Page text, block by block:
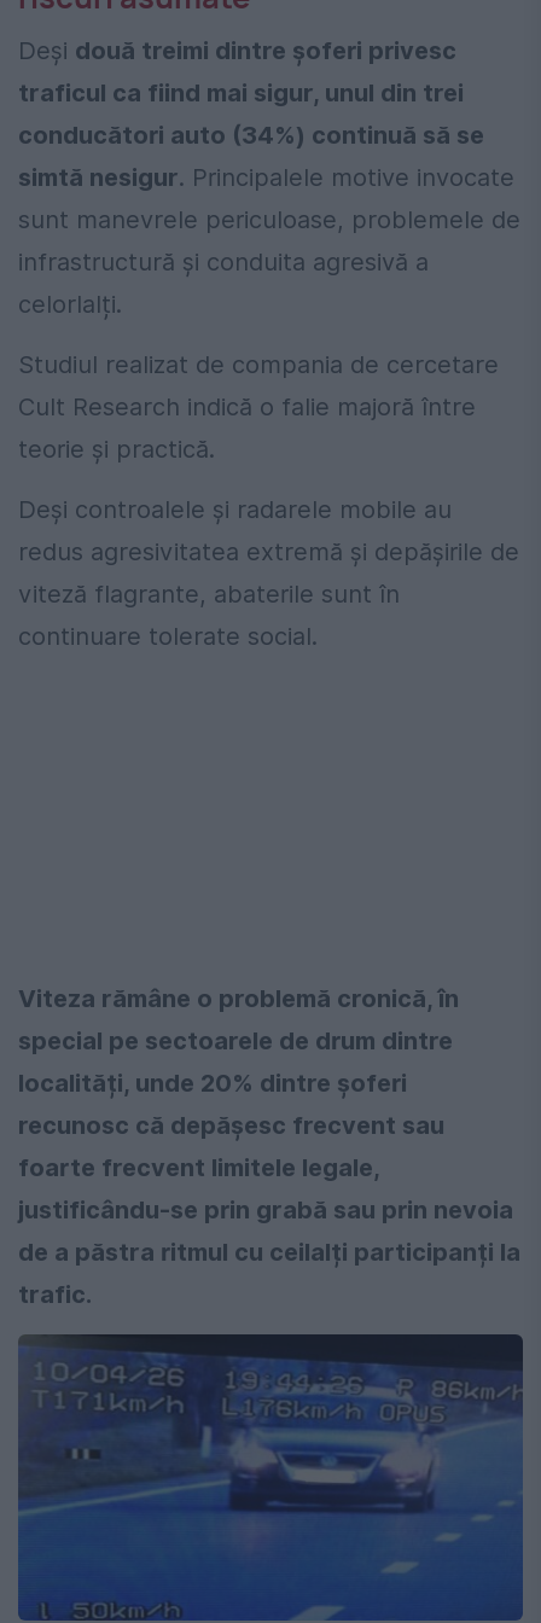
Deși două treimi dintre șoferi privesc
traficul ca fiind mai sigur, unul din trei
conducători auto (34%) continuă să se
simtă nesigur. Principalele motive invocate
sunt manevrele periculoase, problemele de
infrastructură și conduita agresivă a
celorlalți.
Studiul realizat de compania de cercetare
Cult Research indică o falie majoră între
teorie și practică.
Deși controalele și radarele mobile au
redus agresivitatea extremă și depășirile de
viteză flagrante, abaterile sunt în
continuare tolerate social.
Viteza rămâne o problemă cronică, în
special pe sectoarele de drum dintre
localități, unde 20% dintre șoferi
recunosc că depășesc frecvent sau
foarte frecvent limitele legale,
justificându-se prin grabă sau prin nevoia
de a păstra ritmul cu ceilalți participanți la
trafic.